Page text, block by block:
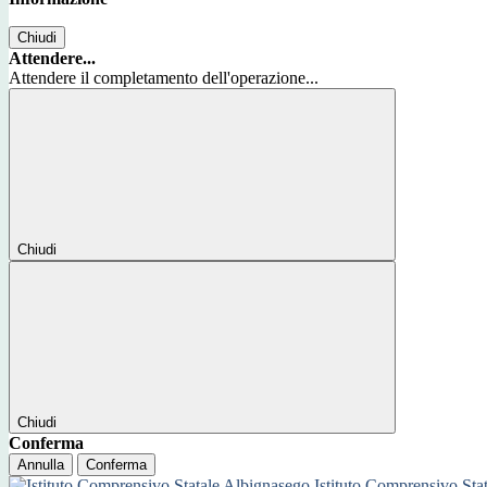
Chiudi
Attendere...
Attendere il completamento dell'operazione...
Chiudi
Chiudi
Conferma
Annulla Conferma